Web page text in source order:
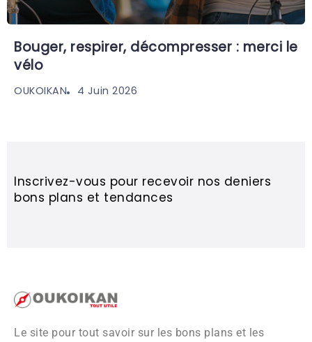
Bouger, respirer, décompresser : merci le
vélo
OUKOIKAN 4 Juin 2026
Inscrivez-vous pour recevoir nos deniers
bons plans et tendances
Le site pour tout savoir sur les bons plans et les